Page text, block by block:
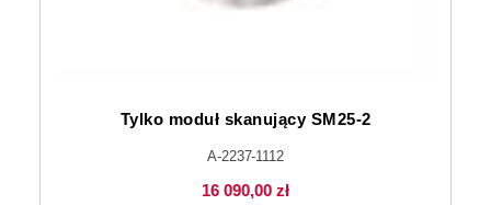
Tylko moduł skanujący SM25-2
A-2237-1112
16 090,00 zł